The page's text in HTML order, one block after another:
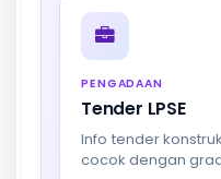
PENGADAAN
Tender LPSE
Info tender
cocok dengan